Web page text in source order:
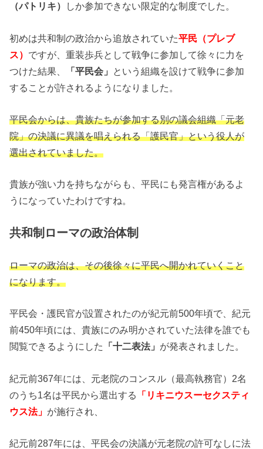
（パトリキ）
しか参加できない限定的な制度でした。
初めは共和制の政治から追放されていた平民（プレブ
ス） ですが、重装歩兵として戦争に参加して徐々に力を
つけた結果、
「平民会」
という組織を設けて戦争に参加
することが許されるようになりました。
平民会からは、貴族たちが参加する別の議会組織「元老
院」の決議に異議を唱えられる「護民官」という役人が
選出されていました。
貴族が強い力を持ちながらも、平民にも発言権があるよ
うになっていたわけですね。
共和制ローマの政治体制
ローマの政治は、その後徐々に平民へ開かれていくこと
になります。
平民会・護民官が設置されたのが紀元前500年頃で、紀元
前450年頃には、貴族にのみ明かされていた法律を誰でも
閲覧できるようにした
「十二表法」 が発表されました。
紀元前367年には、元老院のコンスル（最高執務官）2名
のうち1名は平民から選出する
「リキニウスーセクスティ
ウス法」 が施行され、
紀元前287年には、平民会の決議が元老院の許可なしに法